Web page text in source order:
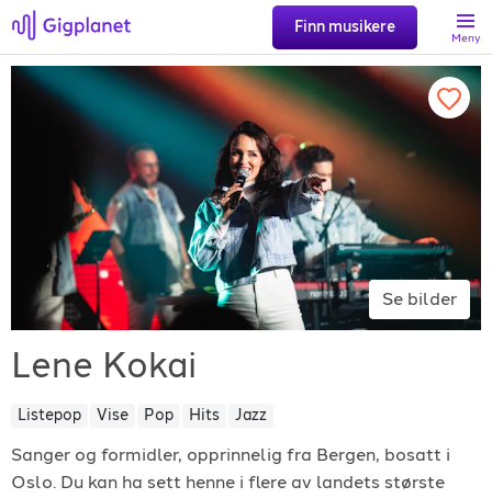
Finn musikere
Meny
Søk
Favoritter
Logg inn
Registrer artist
Gigplanet
Se bilder
Lene Kokai
Listepop Vise Pop Hits Jazz
Sanger og formidler, opprinnelig fra Bergen, bosatt i
Oslo. Du kan ha sett henne i flere av landets største